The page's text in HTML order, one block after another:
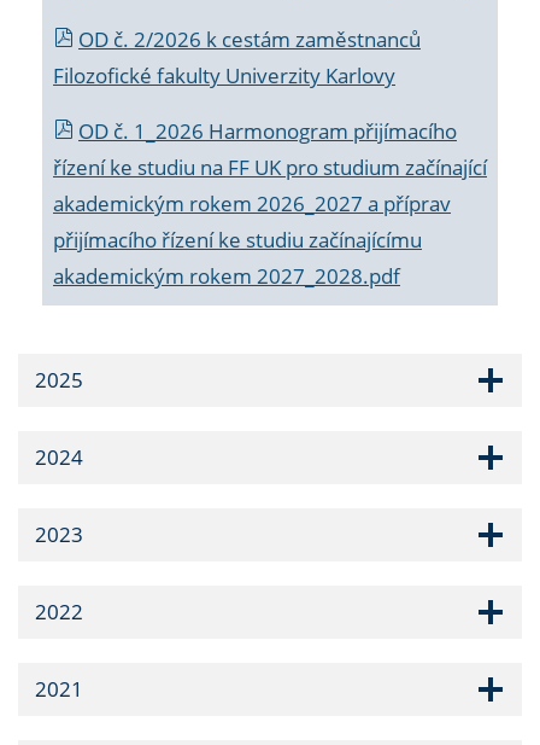
OD č. 2/2026 k cestám zaměstnanců
Filozofické fakulty Univerzity Karlovy
OD č. 1_2026 Harmonogram přijímacího
řízení ke studiu na FF UK pro studium začínající
akademickým rokem 2026_2027 a příprav
přijímacího řízení ke studiu začínajícímu
akademickým rokem 2027_2028.pdf
2025
2024
2023
2022
2021